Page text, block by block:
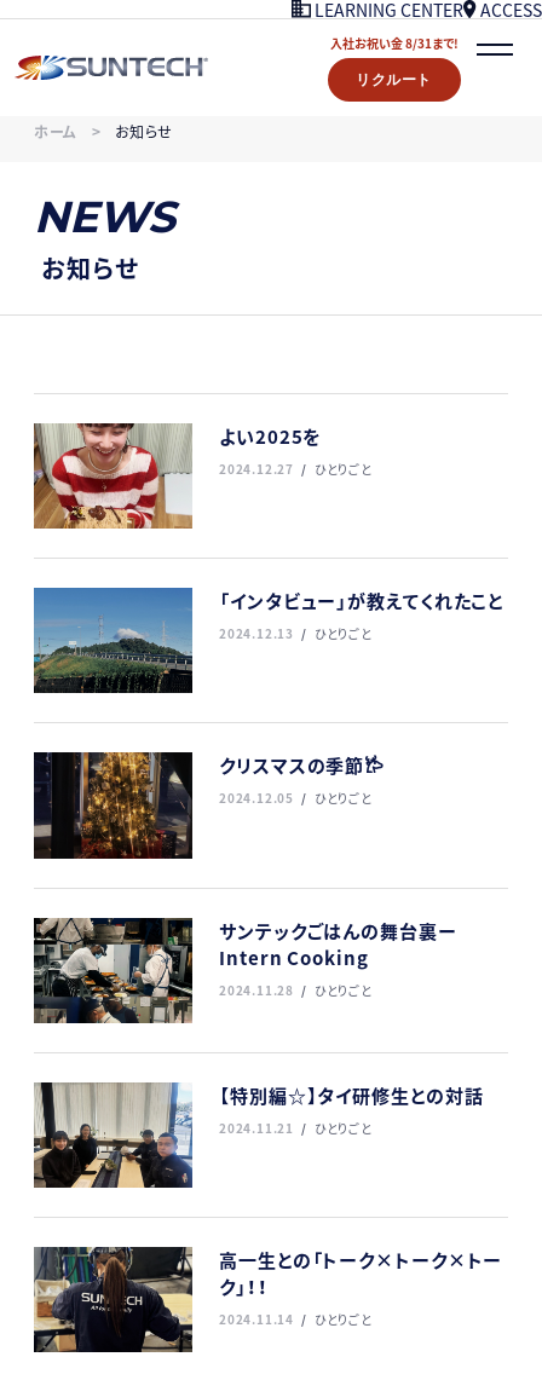
LEARNING CENTER ACCESS
入社お祝い金 8/31まで!
リクルート
STORY
LEARNING CENTER
入社お祝い金プレゼント 8/31まで！
ホーム お知らせ
NEWS
お知らせ
よい2025を
2024.12.27 ひとりごと
「インタビュー」が教えてくれたこと
2024.12.13 ひとりごと
クリスマスの季節𐂂
2024.12.05 ひとりごと
サンテックごはんの舞台裏ー
Intern Cooking
2024.11.28 ひとりごと
【特別編☆】タイ研修生との対話
2024.11.21 ひとりごと
高一生との「トーク×トーク×トー
ク」！！
2024.11.14 ひとりごと